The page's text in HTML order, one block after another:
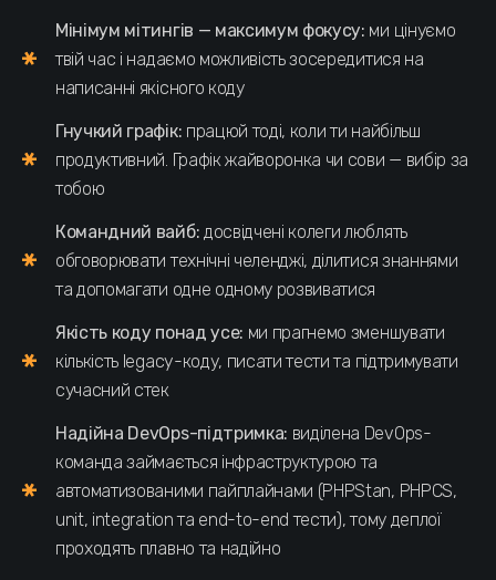
Мінімум мітингів — максимум фокусу: ми цінуємо
твій час і надаємо можливість зосередитися на
написанні якісного коду
Гнучкий графік: працюй тоді, коли ти найбільш
продуктивний. Графік жайворонка чи сови — вибір за
тобою
Командний вайб: досвідчені колеги люблять
обговорювати технічні челенджі, ділитися знаннями
та допомагати одне одному розвиватися
Якість коду понад усе: ми прагнемо зменшувати
кількість legacy-коду, писати тести та підтримувати
сучасний стек
Надійна DevOps-підтримка: виділена DevOps-
команда займається інфраструктурою та
автоматизованими пайплайнами (PHPStan, PHPCS,
unit, integration та end-to-end тести), тому деплої
проходять плавно та надійно